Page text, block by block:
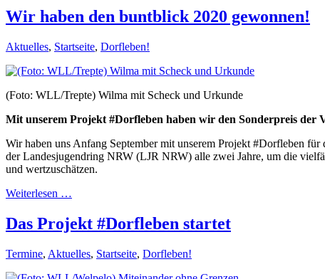
Wir haben den buntblick 2020 gewonnen!
Aktuelles, Startseite, Dorfleben!
(Foto: WLL/Trepte) Wilma mit Scheck und Urkunde
Mit unserem Projekt #Dorfleben haben wir den Sonderpreis der
Wir haben uns Anfang September mit unserem Projekt #Dorfleben
der Landesjugendring NRW (LJR NRW) alle zwei Jahre, um die
und wertzuschätzen.
Weiterlesen …
Das Projekt #Dorfleben startet
Termine, Aktuelles, Startseite, Dorfleben!